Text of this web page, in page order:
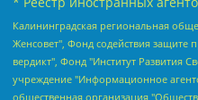
Калининградская региональная общественная организация "Экозащита!-Женсовет", Фонд содействия защите прав и свобод граждан "Общественный вердикт", Фонд "Институт Развития Свободы Информации", Частное учреждение "Информационное агентство МЕМО. РУ", Региональная общественная организация "Общественная комиссия по сохранению наследия академика Сахарова", Фонд поддержки свободы прессы, Санкт-Петербургская общественная правозащитная организация "Гражданский контроль", Межрегиональная общественная организация "Информационно-просветительский центр "Мемориал", Региональный Фонд "Центр Защиты Прав Средств Массовой Информации", с 05.12.2023 Фонд "Центр Защиты Прав Средств массовой информации", Региональная общественная благотворительная организация помощи беженцам и мигрантам "Гражданское содействие", Негосударственное образовательное учреждение дополнительного профессионального образования (повышение квалификации) специалистов "АКАДЕМИЯ ПО ПРАВАМ ЧЕЛОВЕКА", Свердловская региональная общественная организация "Сутяжник", Автономная некоммерческая организация "Центр независимых социологических исследований", Союз общественных объединений "Российский исследовательский центр по правам человека", Региональное общественное учреждение научно-информационный центр "МЕМОРИАЛ", Некоммерческая организация "Фонд защиты гласности", Автономная некоммерческая организация "Институт прав человека", Городская общественная организация "Екатеринбургское общество "МЕМОРИАЛ", Городская общественная организация "Рязанское историко-просветительское и правозащитное общество "Мемориал" (Рязанский Мемориал), Челябинский региональный орган общественной самодеятельности – женское общественное объединение "Женщины Евразии", Челябинский региональный орган общественной самодеятельности "Уральская правозащитная группа", Фонд содействия защите здоровья и социальной справедливости имени Андрея Рылькова, Автономная Некоммерческая Организация "Аналитический Центр Юрия Левады", Автономная некоммерческая организация социальной поддержки населения "Проект Апрель", Региональная общественная организация помощи женщинам и детям, находящимся в кризисной ситуации "Информационно-методический центр "Анна", Фонд содействия развитию массовых коммуникаций и правовому просвещению "Так-так-Так", Фонд содействия устойчивому развитию "Серебряная тайга", Свердловский региональный общественный фонд социальных проектов "Новое время", "Idel.Реалии", Кавказ.Реалии, Крым.Реалии, Телеканал Настоящее Время, Татаро-башкирская служба Радио Свобода (Azatliq Radiosi), Радио Свободная Европа/Радио Свобода (PCE/PC), "Сибирь.Реалии", "Фактограф", Благотворительный фонд помощи осужденным и их семьям, Автономная некоммерческая организация "Институт глобализации и социальных движений", Фонд "В защиту прав заключенных", Частное учреждение "Центр поддержки и содействия развитию средств массовой информации", Пензенский региональный общественный благотворительный фонд "Гражданский союз", "Север.Реалии", Некоммерческая организация Фонд "Правовая инициатива", Общество с ограниченной ответственностью "Радио Свободная Европа/Радио Свобода", Чешское информационное агентство "MEDIUM-ORIENT", Красноярская региональная общественная организация "Мы против СПИДа", Камалягин Денис Николаевич, Маркелов Сергей Евгеньевич, Пономарев Лев Александрович, Савицкая Людмила Алексеевна, Автономная некоммерческая организация "Центр по работе с проблемой насилия "НАСИЛИЮ.НЕТ", Межрегиональный профессиональный союз работников здравоохранения "Альянс врачей", Юридическое лицо, зарегистрированное в Латвийской Республике, SIA "Medusa Project" (регистрационный номер 40103797863, дата регистрации 10.06.2014), Некоммерческая организация "Фонд по борьбе с коррупцией", Автономная некоммерческая организация "Институт права и публичной политики", Баданин Роман Сергеевич, Гликин Максим Александрович, Железнова Мария Михайловна, Лукьянова Юлия Сергеевна, Маетная Елизавета Витальевна, Маняхин Петр Борисович, Чуракова Ольга Владимировна, Ярош Юлия Петровна, Юридическое лицо "The Insider SIA", зарегистрированное в Риге, Латвийская Республика (дата регистрации 26.06.2015), являющееся администратором доменного имени интернет-издания "The Insider SIA", https://theins.ru, Постернак Алексей Евгеньевич, Рубин Михаил Аркадьевич, Анин Роман Александрович, Юридическое лицо Istories fonds, зарегистрированное в Латвийской Республике (регистрационный номер 50008295751, дата регистрации 24.02.2020), Великовский Дмитрий Александрович, Долинина Ирина Николаевна, Мароховская Алеся Алексеевна, Шлейнов Роман Юрьевич, Шмагун Олеся Валентиновна, Общество с ограниченной ответственностью "Альтаир 2021", Общество с ограниченной ответственностью "Вега 2021", Общество с ограниченной ответственностью "Главный редактор 2021", Общество с ограниченной ответственностью "Ромашки монолит", Важенков Артем Валерьевич, Ивановская областная общественная организация "Центр гендерных исследований", Гурман Юрий Альбертович,